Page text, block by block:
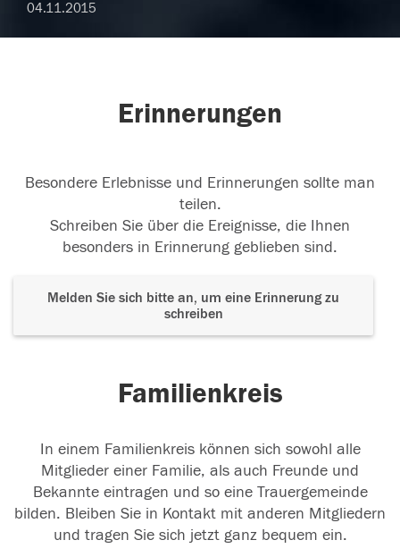
04.11.2015
Erinnerungen
Besondere Erlebnisse und Erinnerungen sollte man
teilen.
Schreiben Sie über die Ereignisse, die Ihnen
besonders in Erinnerung geblieben sind.
Melden Sie sich bitte an, um eine Erinnerung zu
schreiben
Familienkreis
In einem Familienkreis können sich sowohl alle
Mitglieder einer Familie, als auch Freunde und
Bekannte eintragen und so eine Trauergemeinde
bilden. Bleiben Sie in Kontakt mit anderen Mitgliedern
und tragen Sie sich jetzt ganz bequem ein.